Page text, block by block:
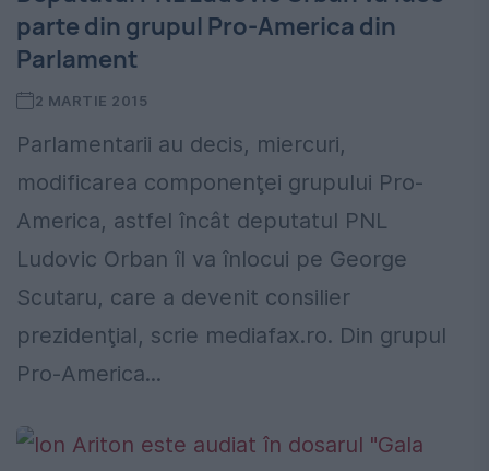
parte din grupul Pro-America din
Parlament
2 MARTIE 2015
Parlamentarii au decis, miercuri,
modificarea componenţei grupului Pro-
America, astfel încât deputatul PNL
Ludovic Orban îl va înlocui pe George
Scutaru, care a devenit consilier
prezidenţial, scrie mediafax.ro. Din grupul
Pro-America...